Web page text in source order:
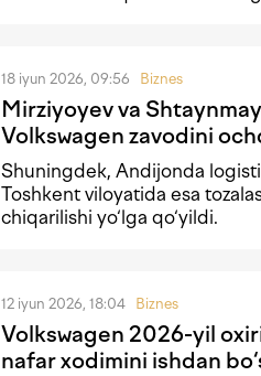
18 iyun 2026, 09:56 Biznes
Mirziyoyev va
Volkswagen zavodini
Shuningdek, Andijonda
Toshkent viloyatida esa
chiqarilishi yo‘lga qo‘yildi.
12 iyun 2026, 18:04 Biznes
Volkswagen 2026-yil
nafar xodimini ishdan